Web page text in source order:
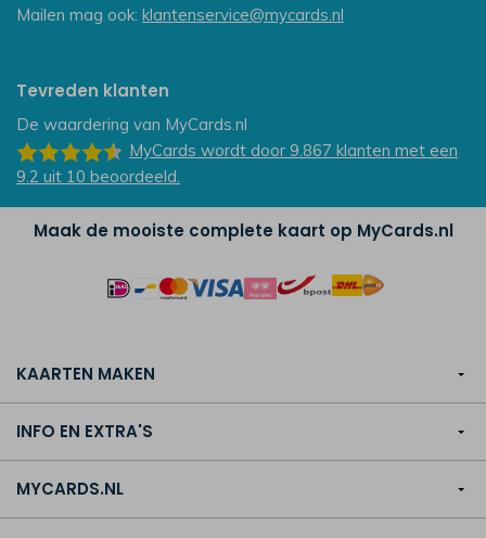
Mailen mag ook: klantenservice@mycards.nl
Tevreden klanten
De waardering van MyCards.nl
MyCards wordt door 9.867 klanten met een
9.2 uit 10 beoordeeld.
Maak de mooiste complete kaart op MyCards.nl
KAARTEN MAKEN
INFO EN EXTRA'S
MYCARDS.NL